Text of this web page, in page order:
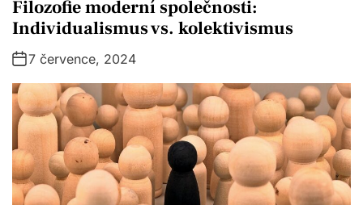
t
g
o
r
i
e
s
Filozofie moderní společnosti:
Individualismus vs. kolektivismus
7 července, 2024